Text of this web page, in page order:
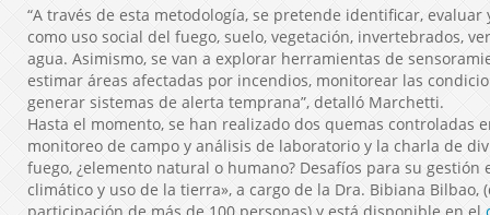
“A través de esta metodología, se pretende identificar,
como uso social del fuego, suelo, vegetación, invertebrados,
agua. Asimismo, se van a explorar herramientas de
estimar áreas afectadas por incendios, monitorear las
generar sistemas de alerta temprana”, detalló Marchetti.
Hasta el momento, se han realizado dos quemas controladas
monitoreo de campo y análisis de laboratorio y la charla de
fuego, ¿elemento natural o humano? Desafíos para su gestión
climático y uso de la tierra», a cargo de la Dra. Bibiana Bilbao,